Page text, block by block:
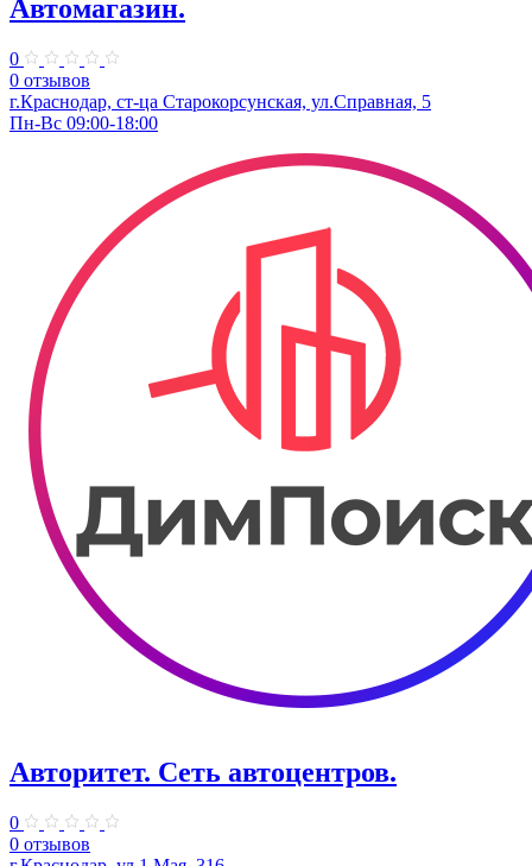
Автомагазин.
0
0 отзывов
г.Краснодар, ст-ца Старокорсунская, ул.Справная, 5
Пн-Вс 09:00-18:00
Авторитет. ​Сеть автоцентров.
0
0 отзывов